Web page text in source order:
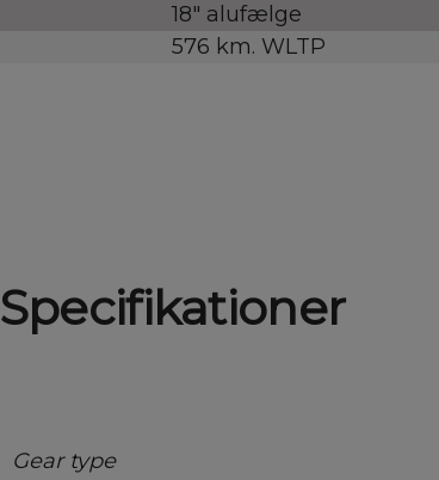
18" alufælge
576 km. WLTP
Specifikationer
Gear type